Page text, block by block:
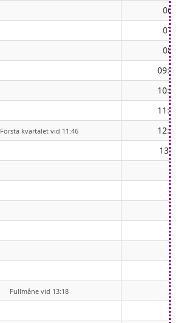
Första kvartalet vid 11:46
Fullmåne vid 13:18